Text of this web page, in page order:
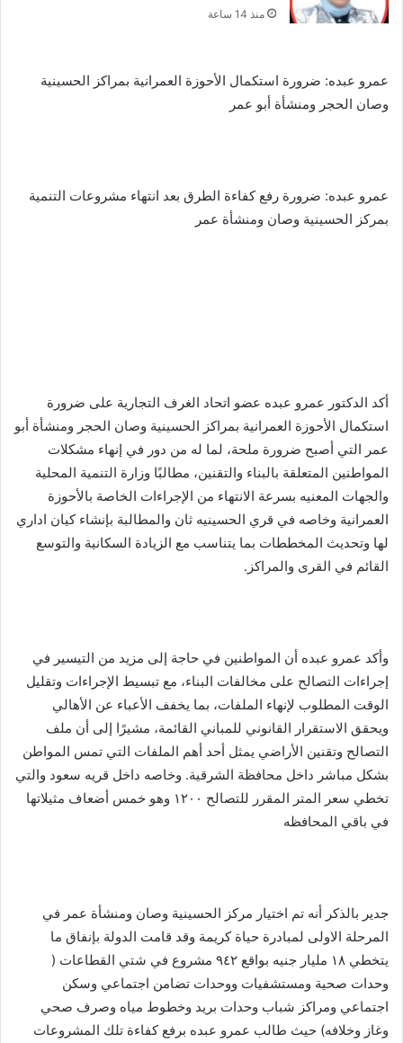
منذ 14 ساعة
عمرو عبده: ضرورة استكمال الأحوزة العمرانية بمراكز الحسينية
وصان الحجر ومنشأة أبو عمر
عمرو عبده: ضرورة رفع كفاءة الطرق بعد انتهاء مشروعات التنمية
بمركز الحسينية وصان ومنشأة عمر
أكد الدكتور عمرو عبده عضو اتحاد الغرف التجارية على ضرورة
استكمال الأحوزة العمرانية بمراكز الحسينية وصان الحجر ومنشأة أبو
عمر التي أصبح ضرورة ملحة، لما له من دور في إنهاء مشكلات
المواطنين المتعلقة بالبناء والتقنين، مطالبًا وزارة التنمية المحلية
والجهات المعنيه بسرعة الانتهاء من الإجراءات الخاصة بالأحوزة
العمرانية وخاصه في قري الحسينيه ثان والمطالبة بإنشاء كيان اداري
لها وتحديث المخططات بما يتناسب مع الزيادة السكانية والتوسع
القائم في القرى والمراكز.
وأكد عمرو عبده أن المواطنين في حاجة إلى مزيد من التيسير في
إجراءات التصالح على مخالفات البناء، مع تبسيط الإجراءات وتقليل
الوقت المطلوب لإنهاء الملفات، بما يخفف الأعباء عن الأهالي
ويحقق الاستقرار القانوني للمباني القائمة، مشيرًا إلى أن ملف
التصالح وتقنين الأراضي يمثل أحد أهم الملفات التي تمس المواطن
بشكل مباشر داخل محافظة الشرقية. وخاصه داخل قريه سعود والتي
تخطي سعر المتر المقرر للتصالح ١٢٠٠ وهو خمس أضعاف مثيلاتها
في باقي المحافظه
جدير بالذكر أنه تم اختيار مركز الحسينية وصان ومنشأة عمر في
المرحلة الاولى لمبادرة حياة كريمة وقد قامت الدولة بإنفاق ما
يتخطي ١٨ مليار جنيه بواقع ٩٤٢ مشروع في شتي القطاعات (
وحدات صحية ومستشفيات ووحدات تضامن اجتماعي وسكن
اجتماعي ومراكز شباب وحدات بريد وخطوط مياه وصرف صحي
وغاز وخلافه) حيث طالب عمرو عبده برفع كفاءة تلك المشروعات